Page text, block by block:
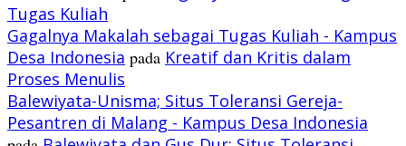
Tugas Kuliah
Gagalnya Makalah sebagai Tugas Kuliah - Kampus
Desa Indonesia pada Kreatif dan Kritis dalam
Proses Menulis
Balewiyata-Unisma; Situs Toleransi Gereja-
Pesantren di Malang - Kampus Desa Indonesia